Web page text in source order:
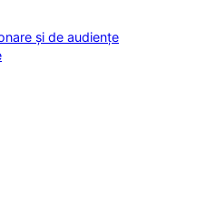
și de audiențe